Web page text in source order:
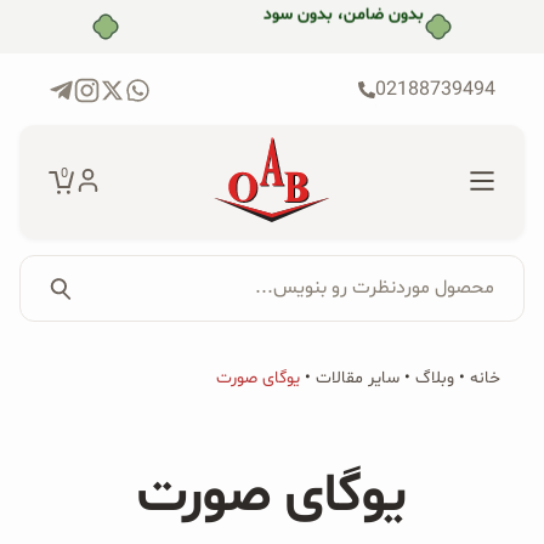
بدون ضامن، بدون سود
02188739494
0
برای:
جستجو...
پکیج‌ها
محصولات ارگانیک
محصول موردنظرت رو بنویس...
خانه • وبلاگ • سایر مقالات • یوگای صورت
یوگای صورت